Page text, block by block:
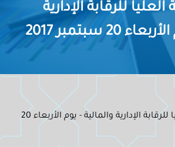
للرقابة الإدارية
20 سبتمبر 2017
مجلس الهيئة العليا للرقابة الإدارية والمالية - يوم الأربعاء 20